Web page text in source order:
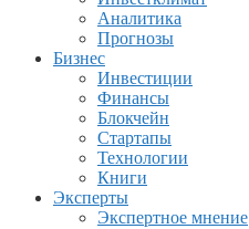
Аналитика
Прогнозы
Бизнес
Инвестиции
Финансы
Блокчейн
Стартапы
Технологии
Книги
Эксперты
Экспертное мнение